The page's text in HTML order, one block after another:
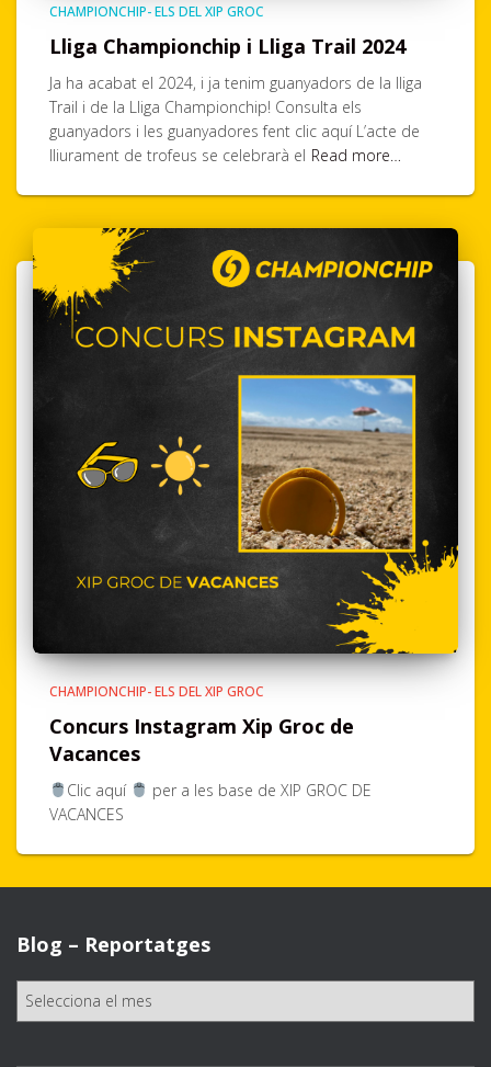
CHAMPIONCHIP- ELS DEL XIP GROC
Lliga Championchip i Lliga Trail 2024
Ja ha acabat el 2024, i ja tenim guanyadors de la lliga
Trail i de la Lliga Championchip! Consulta els
guanyadors i les guanyadores fent clic aquí L’acte de
lliurament de trofeus se celebrarà el Read more…
CHAMPIONCHIP- ELS DEL XIP GROC
Concurs Instagram Xip Groc de
Vacances
Clic aquí
per a les base de XIP GROC DE
VACANCES
Blog – Reportatges